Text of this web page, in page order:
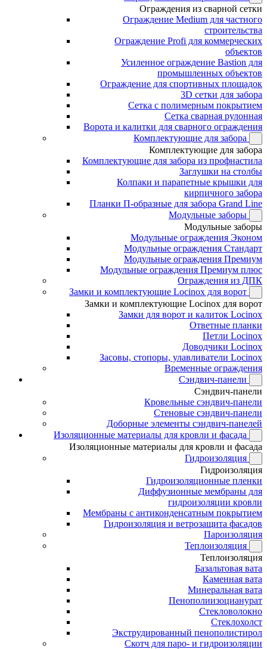
Ограждения из сварной сетки
Ограждение Medium для частного
строительства
Ограждение Profi для коммерческих
объектов
Усиленное ограждение Bastion для
промышленных объектов
Ограждение для спортивных площадок
3D сетки для забора
Сетка с полимерным покрытием
Сетка сварная рулонная
Ворота и калитки для сварного ограждения
Комплектующие для забора
Комплектующие для забора
Комплектующие для забора из профнастила
Заглушки на столбы
Колпаки и парапетные крышки для
кирпичного забора
Планки П-образные для забора Grand Line
Модульные заборы
Модульные заборы
Модульные ограждения Эконом
Модульные ограждения Стандарт
Модульные ограждения Премиум
Модульные ограждения Премиум плюс
Ограждения из ДПК
Замки и комплектующие Locinox для ворот
Замки и комплектующие Locinox для ворот
Замки для ворот и калиток Locinox
Ответные планки
Петли Locinox
Доводчики Locinox
Засовы, стопоры, улавливатели Locinox
Временные ограждения
Сэндвич-панели
Сэндвич-панели
Кровельные сэндвич-панели
Стеновые сэндвич-панели
Доборные элементы сэндвич-панелей
Изоляционные материалы для кровли и фасада
Изоляционные материалы для кровли и фасада
Гидроизоляция
Гидроизоляция
Гидроизоляционные пленки
Диффузионные мембраны для
гидроизоляции кровли
Мембраны с антиконденсатным покрытием
Гидроизоляция и ветрозащита фасадов
Пароизоляция
Теплоизоляция
Теплоизоляция
Базальтовая вата
Каменная вата
Минеральная вата
Пенополиизоцианурат
Стекловолокно
Стеклохолст
Экструдированный пенополистирол
Скотч для паро- и гидроизоляции